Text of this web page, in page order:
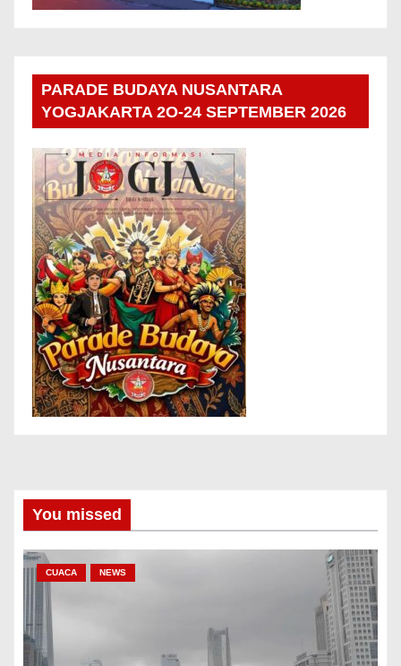
PARADE BUDAYA NUSANTARA
YOGJAKARTA 2O-24 SEPTEMBER 2026
You missed
CUACA NEWS